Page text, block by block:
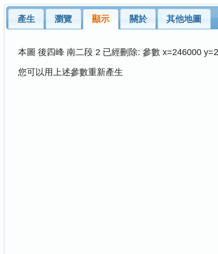
產生 瀏覽 顯示 關於 其他地圖
本圖 後四峰 南二段 2 已經刪除: 參數 x=246000
您可以用上述參數重新產生